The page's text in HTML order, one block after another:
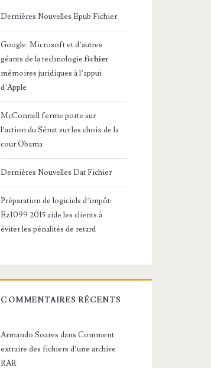
Dernières Nouvelles Epub Fichier
Google, Microsoft et d’autres
géants de la technologiefichier
mémoires juridiques à l’appui
d’Apple
McConnell ferme porte sur
l’action du Sénat sur les choix de la
cour Obama
Dernières Nouvelles Dat Fichier
Préparation de logiciels d’impôt:
Ez1099 2015 aide les clients à
éviter les pénalités de retard
COMMENTAIRES RÉCENTS
Armando Soares dansComment
extraire des fichiers d’une archive
RAR